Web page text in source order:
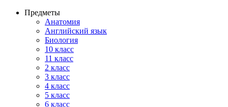
Предметы
Анатомия
Английский язык
Биология
10 класс
11 класс
2 класс
3 класс
4 класс
5 класс
6 класс